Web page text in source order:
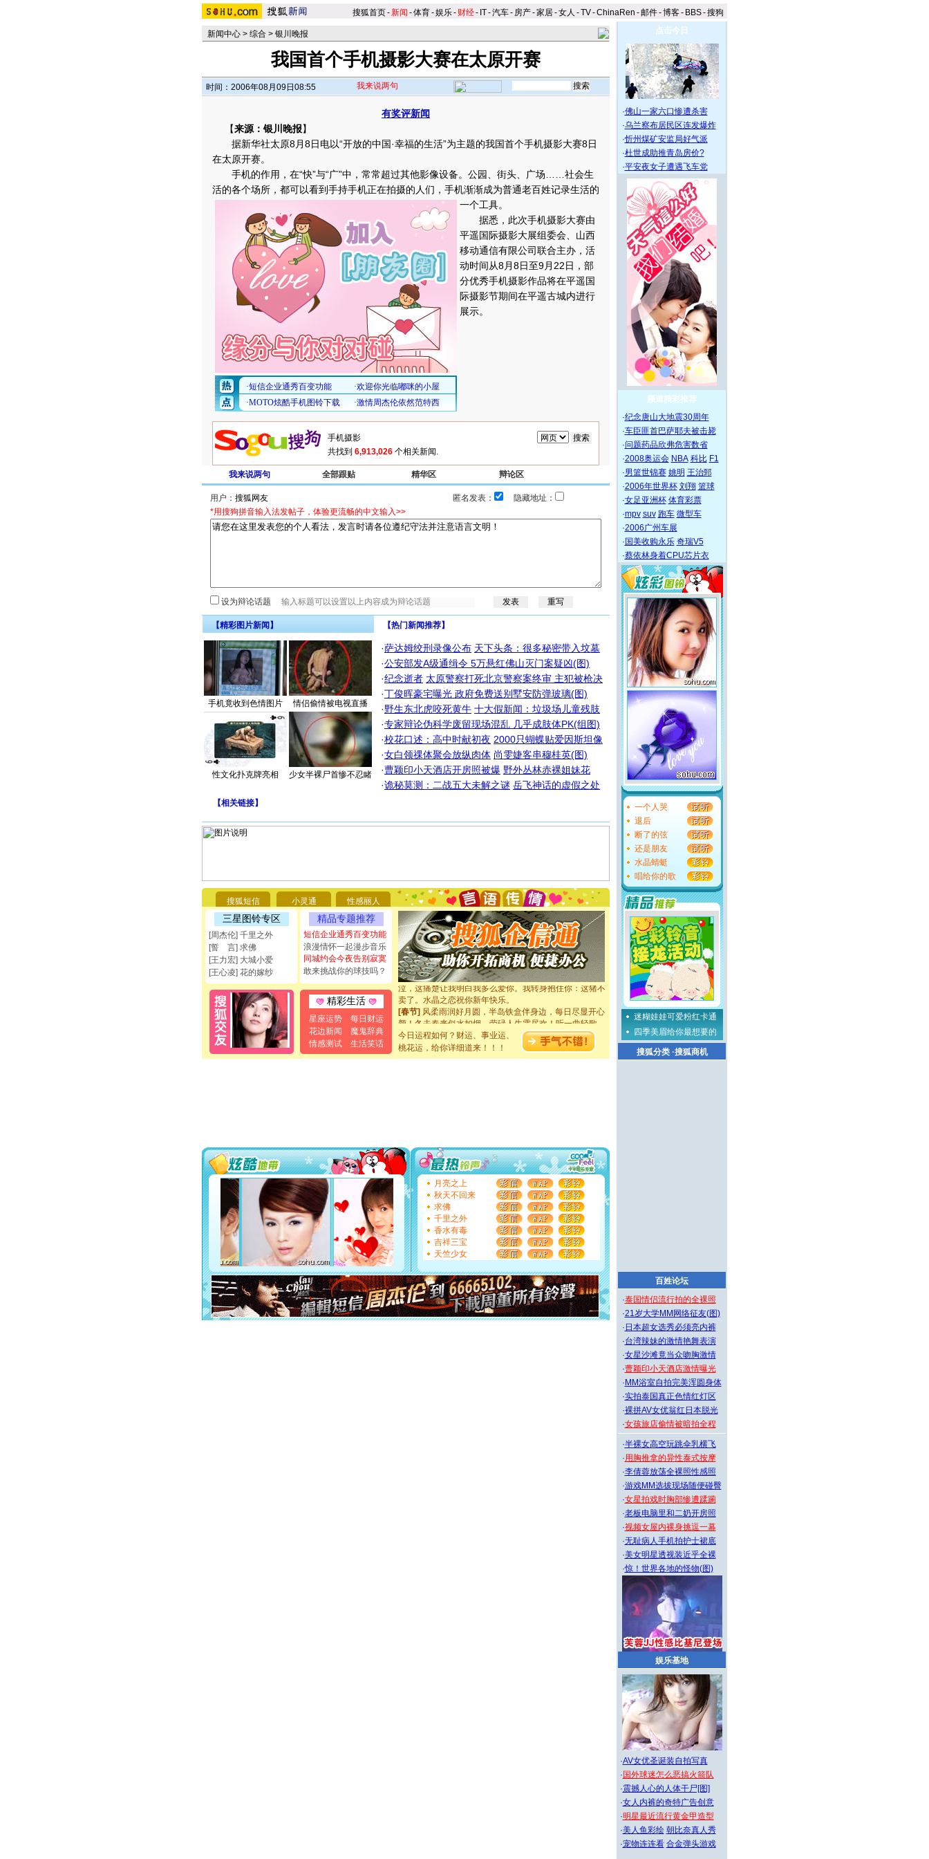
搜狐首页-新闻 -体育-娱乐- 财经- IT-汽车- 房产-家居-女人 -TV-ChinaRen -邮件-博客- BBS-搜狗
新闻中心 > 综合 > 银川晚报
我国首个手机摄影大赛在太原开赛
时间：2006年08月09日08:55 我来说两句
有奖评新闻
【来源：银川晚报】
据新华社太原8月8日电以“开放的中国·幸福的生活”为主题的我国首个手机摄影大赛8日
在太原开赛。
手机的作用，在“快”与“广”中，常常超过其他影像设备。公园、街头、广场……社会生
活的各个场所，都可以看到手持手机正在拍摄的人们，手机渐渐成为普通老百姓记录生活的
一个工具。
据悉，此次手机摄影大赛由
平遥国际摄影大展组委会、山西
移动通信有限公司联合主办，活
动时间从8月8日至9月22日，部
分优秀手机摄影作品将在平遥国
际摄影节期间在平遥古城内进行
展示。
共找到 6,913,026 个相关新闻.
我来说两句 全部跟贴 精华区 辩论区
用户： 匿名发表：
隐藏地址：
*用搜狗拼音输入法发帖子，体验更流畅的中文输入>>
设为辩论话题
【精彩图片新闻】
手机竟收到色情图片 情侣偷情被电视直播
性文化扑克牌亮相 少女半裸尸首惨不忍睹
【热门新闻推荐】
·萨达姆绞刑录像公布 天下头条：很多秘密带入坟墓
·公安部发A级通缉令 5万悬红佛山灭门案疑凶(图)
·纪念逝者 太原警察打死北京警察案终审 主犯被枪决
·丁俊晖豪宅曝光 政府免费送别墅安防弹玻璃(图)
·野生东北虎咬死黄牛 十大假新闻：垃圾场儿童残肢
·专家辩论伪科学废留现场混乱 几乎成肢体PK(组图)
·校花口述：高中时献初夜 2000只蝴蝶贴爱因斯坦像
·女白领祼体聚会放纵肉体 尚雯婕客串穆桂英(图)
·曹颖印小天酒店开房照被爆 野外丛林赤裸姐妹花
·诡秘莫测：二战五大未解之谜 岳飞神话的虚假之处
【相关链接】
搜狐短信 小灵通 性感丽人
三星图铃专区
[周杰伦] 千里之外
[誓 言] 求佛
[王力宏] 大城小爱
[王心凌] 花的嫁纱
精品专题推荐
短信企业通秀百变功能
浪漫情怀一起漫步音乐
同城约会今夜告别寂寞
敢来挑战你的球技吗？
精彩生活
星座运势
每日财运
花边新闻
魔鬼辞典
情感测试
生活笑话
如意,快乐,鲜花,一切美好的祝愿与你同在.圣诞快乐!
[元旦]看到你我会触电；看不到你我要充电；没有你我会
断电。爱你是我职业，想你是我事业，抱你是我特长，吻
你是我专业！水晶之恋祝你新年快乐
[元旦]如果上天让我许三个愿望，一是今生今世和你在一
起；二是再生再世和你在一起；三是三生三世和你不再分
离。水晶之恋祝你新年快乐
[元旦]当我狠下心扭头离去那一刻，你在我身后无助地哭
泣，这痛楚让我明白我多么爱你。我转身抱住你：这猪不
卖了。水晶之恋祝你新年快乐。
[春节] 风柔雨润好月圆，半岛铁盒伴身边，每日尽显开心
颜！冬去春来似水如烟，劳碌人生需尽欢！听一曲轻歌，
道一声平安！新年吉祥万事如愿
[春节]传说薰衣草有四片叶子：第一片叶子是信仰，第二
片叶子是希望，第三片叶子是爱情，第四片叶子是幸运。
[圣诞节]奉上一颗祝福的心,在这个特别的日子里,愿幸福,
如意,快乐,鲜花,一切美好的祝愿与你同在.圣诞快乐!
[元旦]看到你我会触电；看不到你我要充电；没有你我会
断电。爱你是我职业，想你是我事业，抱你是我特长，吻
你是我专业！水晶之恋祝你新年快乐
[元旦]
如果上天让我许三个愿望，一是今生今世和你在一
起；二是再生再世和你在一起；三是三生三世和你不再分
离。水晶之恋祝你新年快乐
[元旦]
当我狠下心扭头离去那一刻，你在我身后无助地哭
泣，这痛楚让我明白我多么爱你。我转身抱住你：这猪不
卖了。水晶之恋祝你新年快乐。
[春节]风柔雨润好月圆，半岛铁盒伴身边，每日尽显开心
颜！冬去春来似水如烟，劳碌人生需尽欢！听一曲轻歌，
道一声平安！新年吉祥万事如愿
[春节]传说薰衣草有四片叶子：第一片叶子是信仰，第二
今日运程如何？财运、事业运、
桃花运，给你详细道来！！！
月亮之上
秋天不回来
求佛
千里之外
香水有毒
吉祥三宝
天竺少女
点击今日
·佛山一家六口惨遭杀害
·乌兰察布居民区连发爆炸
·忻州煤矿安监局好气派
·杜世成助推青岛房价?
·平安夜女子遭遇飞车党
频道精彩推荐
·纪念唐山大地震30周年
·车臣匪首巴萨耶夫被击毙
·问题药品欣弗危害数省
·2008奥运会 NBA 科比 F1
·男篮世锦赛 姚明 王治郅
·2006年世界杯 刘翔 篮球
·女足亚洲杯 体育彩票
·mpv suv 跑车 微型车
·2006广州车展
· 国美收购永乐 奇瑞V5
·蔡依林身着CPU芯片衣
一个人哭
退后
断了的弦
还是朋友
水晶蜻蜓
唱给你的歌
迷糊娃娃可爱粉红卡通
四季美眉给你最想要的
搜狐分类·搜狐商机
百姓论坛
·泰国情侣流行拍的全裸照
·21岁大学MM网络征友(图)
· 日本超女选秀必须亮内裤
·台湾辣妹的激情艳舞表演
·女星沙滩竟当众吻胸激情
·曹颖印小天酒店激情曝光
· MM浴室自拍完美浑圆身体
·实拍泰国真正色情红灯区
·裸拼AV女优翁红日本脱光
·女孩旅店偷情被暗拍全程
·半裸女高空玩跳伞乳横飞
·用胸推拿的异性泰式按摩
·李倩蓉放荡全裸照性感照
·游戏MM选拔现场随便碰臀
·女星拍戏时胸部惨遭蹂躏
·老板电脑里和二奶开房照
·视频女屋内裸身挑逗一幕
·无耻病人手机拍护士裙底
·美女明星透视装近乎全裸
·惊！世界各地的怪物(图)
娱乐基地
·AV女优圣诞装自拍写真
· 国外球迷怎么恶搞火箭队
·震撼人心的人体干尸[图]
·女人内裤的奇特广告创意
·明星最近流行黄金甲造型
·美人鱼彩绘 朝比奈真人秀
·宠物连连看 合金弹头游戏